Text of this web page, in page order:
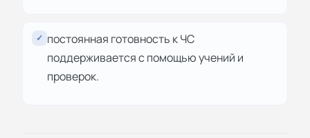
✓ постоянная готовность к ЧС
поддерживается с помощью учений и
проверок.